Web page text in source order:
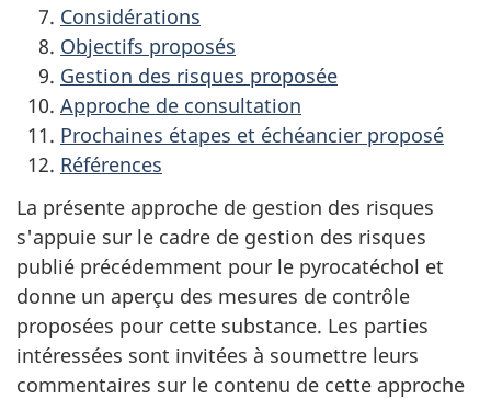
Considérations
Objectifs proposés
Gestion des risques proposée
Approche de consultation
Prochaines étapes et échéancier proposé
Références
La présente approche de gestion des risques
s'appuie sur le cadre de gestion des risques
publié précédemment pour le pyrocatéchol et
donne un aperçu des mesures de contrôle
proposées pour cette substance. Les parties
intéressées sont invitées à soumettre leurs
commentaires sur le contenu de cette approche